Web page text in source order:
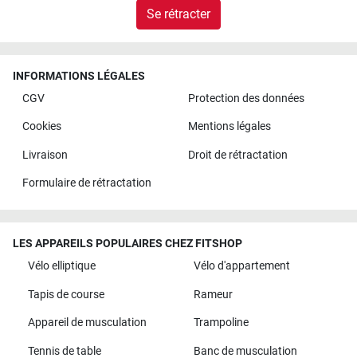
Se rétracter
INFORMATIONS LÉGALES
CGV
Protection des données
Cookies Mentions légales
Livraison Droit de rétractation
Formulaire de rétractation
LES APPAREILS POPULAIRES CHEZ FITSHOP
Vélo elliptique
Vélo d'appartement
Tapis de course Rameur
Appareil de musculation Trampoline
Tennis de table Banc de musculation